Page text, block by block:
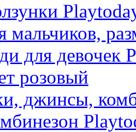
мальчиков,
для девочек
розовый
джинсы,